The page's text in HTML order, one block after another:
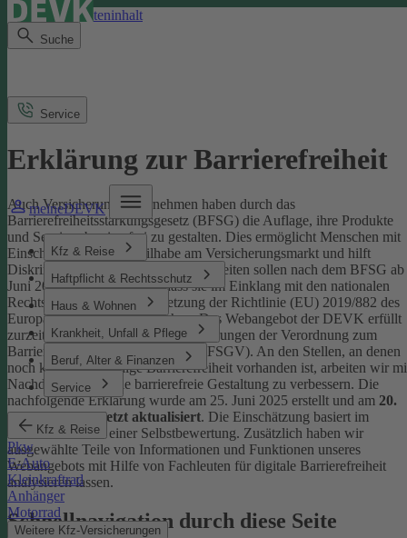
Direkt zum Seiteninhalt
Suche
meineDEVK
Kfz & Reise
Haftpflicht & Rechtsschutz
Haus & Wohnen
Krankheit, Unfall & Pflege
Beruf, Alter & Finanzen
Service
Kfz & Reise
Pkw
E-Auto
Kleinkraftrad
Anhänger
Motorrad
Weitere Kfz-Versicherungen
Service
Erklärung zur Barrierefreiheit
Auch Versicherungsunternehmen haben durch das
Barrierefreiheitsstärkungsgesetz (BFSG) die Auflage, ihre Produkte
und Services barrierefrei zu gestalten. Dies ermöglicht Menschen mit
Einschränkungen die Teilhabe am Versicherungsmarkt und hilft
Diskriminierung abzubauen. Internetseiten sollen nach dem BFSG ab
Juni 2025 so gestaltet sein, dass sie im Einklang mit den nationalen
Rechtsvorschriften zur Umsetzung der Richtlinie (EU) 2019/882 des
Europäischen Parlaments stehen.Das Webangebot der DEVK erfüllt
zurzeit nicht vollständig die Anforderungen der Verordnung zum
Barrierefreiheitsstärkungsgesetz (BFSGV). An den Stellen, an denen
noch keine vollständige Barrierefreiheit vorhanden ist, arbeiten wir
Nachdruck daran, die barrierefreie Gestaltung zu verbessern. Die
nachfolgende Erklärung wurde am 25. Juni 2025 erstellt und am 20.
Januar 2026 zuletzt aktualisiert. Die Einschätzung basiert im
Wesentlichen auf einer Selbstbewertung. Zusätzlich haben wir
ausgewählte Teile von Informationen und Funktionen unseres
Webangebots mit Hilfe von Fachleuten für digitale Barrierefreiheit
analysieren lassen.
Schnellnavigation durch diese Seite